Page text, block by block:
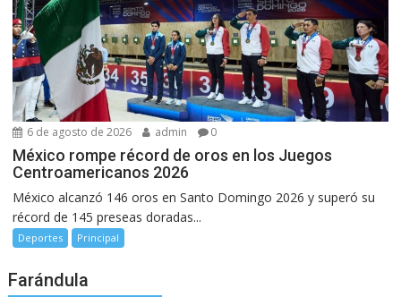
6 de agosto de 2026 admin 0
México rompe récord de oros en los Juegos
Centroamericanos 2026
México alcanzó 146 oros en Santo Domingo 2026 y superó su
récord de 145 preseas doradas...
Deportes Principal
Farándula